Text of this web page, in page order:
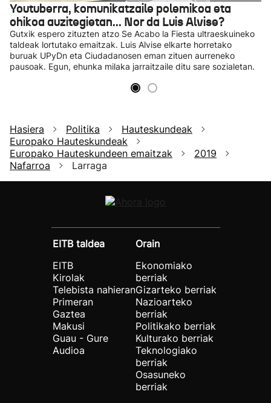
Youtuberra, komunikatzaile polemikoa eta
ohikoa auzitegietan... Nor da Luis Alvise?
Gutxik espero zituzten atzo Se Acabo la Fiesta ultraeskuineko
taldeak lortutako emaitzak. Luis Alvise elkarte horretako
buruak UPyDn eta Ciudadanosen eman zituen aurreneko
pausoak. Egun, ehunka milaka jarraitzaile ditu sare sozialetan.
Hasiera Politika
Hauteskundeak
Europako Hauteskundeak
Europako Hauteskundeen emaitzak
2019
Nafarroa
Larraga
EITB taldea
EITB
Kirolak
Telebista nahieran
Primeran
Gaztea
Makusi
Guau - Gure
Audioa
Orain
Ekonomiako
berriak
Gizarteko berriak
Nazioarteko
berriak
Politikako berriak
Kulturako berriak
Teknologiako
berriak
Osasuneko
berriak